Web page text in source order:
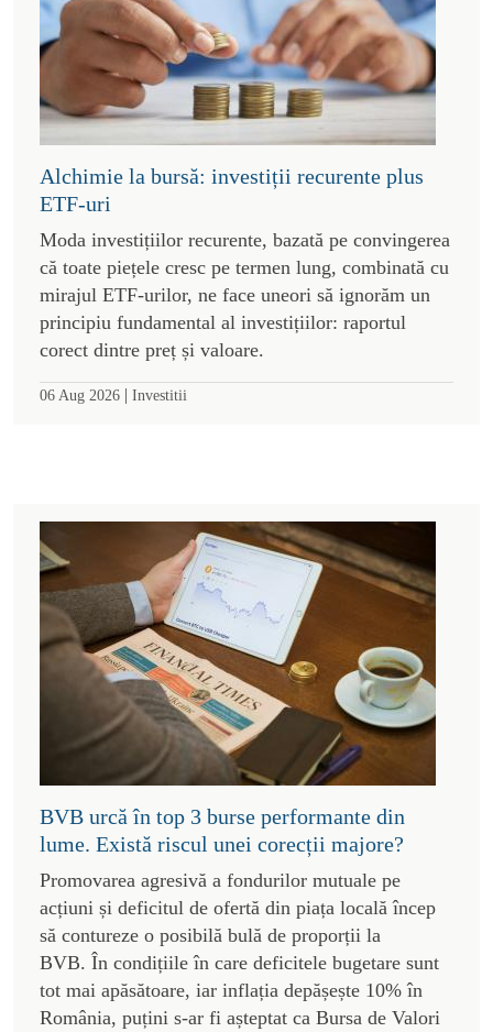
Alchimie la bursă: investiții recurente plus
ETF-uri
Moda investițiilor recurente, bazată pe convingerea
că toate piețele cresc pe termen lung, combinată cu
mirajul ETF-urilor, ne face uneori să ignorăm un
principiu fundamental al investițiilor: raportul
corect dintre preț și valoare.
06 Aug 2026 | Investitii
BVB urcă în top 3 burse performante din
lume. Există riscul unei corecții majore?
Promovarea agresivă a fondurilor mutuale pe
acțiuni și deficitul de ofertă din piața locală încep
să contureze o posibilă bulă de proporții la
BVB. În condițiile în care deficitele bugetare sunt
tot mai apăsătoare, iar inflația depășește 10% în
România, puțini s-ar fi așteptat ca Bursa de Valori